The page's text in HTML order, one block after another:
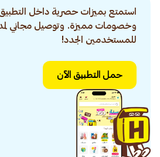
استمتع بميزات حصرية داخل
وخصومات مميزة. وتوصيل مجاني
للمستخدمين الجدد!
حمل التطبيق الآن